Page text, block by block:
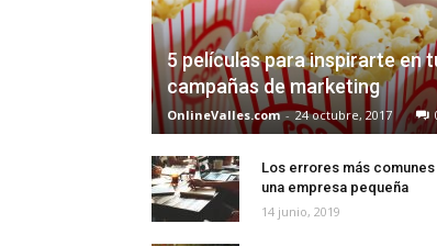
5 películas para inspirarte en
campañas de marketing
OnlineValles.com - 24 octubre, 2017
Los errores más
una empresa pequeña
14 junio, 2019